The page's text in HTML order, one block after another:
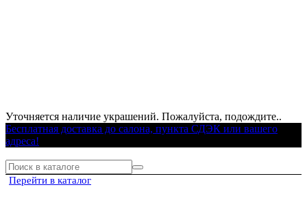
Уточняется наличие украшений. Пожалуйста, подождите..
Бесплатная доставка до салона, пункта СДЭК или вашего
адреса!
Перейти в каталог